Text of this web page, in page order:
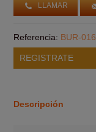
LLAMAR
Referencia: BUR-016
REGISTRATE
Descripción